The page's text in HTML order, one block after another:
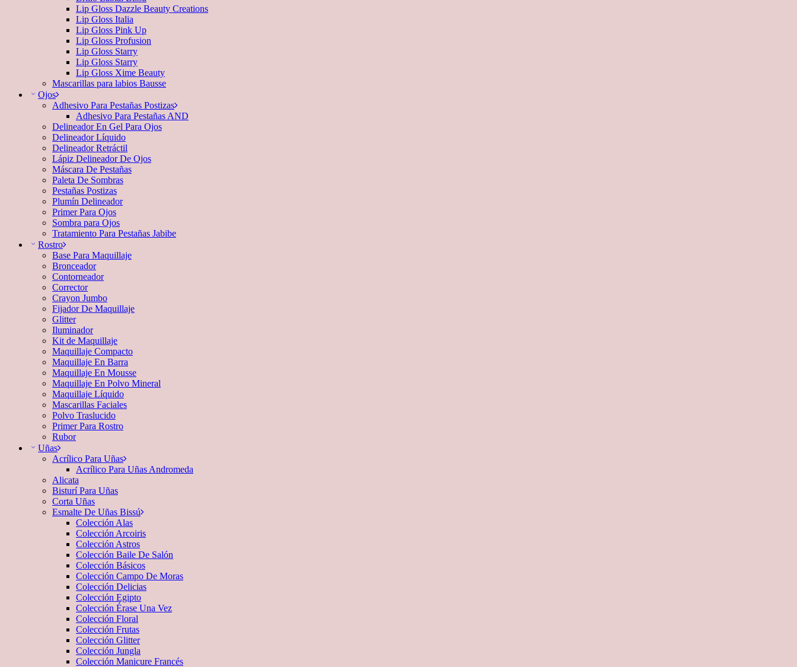
Lip Gloss Dazzle Beauty Creations
Lip Gloss Italia
Lip Gloss Pink Up
Lip Gloss Profusion
Lip Gloss Starry
Lip Gloss Starry
Lip Gloss Xime Beauty
Mascarillas para labios Bausse
Ojos
Adhesivo Para Pestañas Postizas
Adhesivo Para Pestañas AND
Delineador En Gel Para Ojos
Delineador Líquido
Delineador Retráctil
Lápiz Delineador De Ojos
Máscara De Pestañas
Paleta De Sombras
Pestañas Postizas
Plumín Delineador
Primer Para Ojos
Sombra para Ojos
Tratamiento Para Pestañas Jabibe
Rostro
Base Para Maquillaje
Bronceador
Contorneador
Corrector
Crayon Jumbo
Fijador De Maquillaje
Glitter
Iluminador
Kit de Maquillaje
Maquillaje Compacto
Maquillaje En Barra
Maquillaje En Mousse
Maquillaje En Polvo Mineral
Maquillaje Líquido
Mascarillas Faciales
Polvo Traslucido
Primer Para Rostro
Rubor
Uñas
Acrílico Para Uñas
Acrílico Para Uñas Andromeda
Alicata
Bisturí Para Uñas
Corta Uñas
Esmalte De Uñas Bissú
Colección Alas
Colección Arcoiris
Colección Astros
Colección Baile De Salón
Colección Básicos
Colección Campo De Moras
Colección Delicias
Colección Egipto
Colección Érase Una Vez
Colección Floral
Colección Frutas
Colección Glitter
Colección Jungla
Colección Manicure Francés